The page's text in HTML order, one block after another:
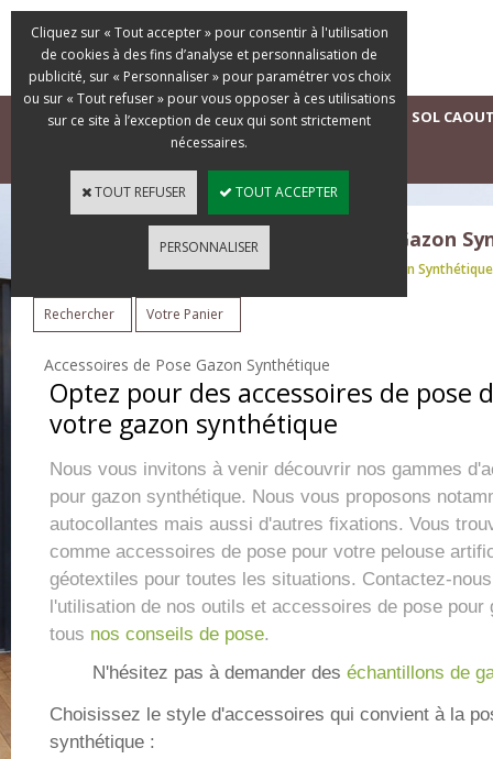
ACCUEIL GAZONS SYNTHÉTIQUES D'OCCASION SOL
La Boutique du Gazon Synthétique - Gazon
Tous nos Gazons Synthétiques > Accessoires de Pose Gazon Synthétique
Rechercher Votre Panier
Accessoires de Pose Gazon Synthétique
Optez pour des accessoires de pose
votre gazon synthétique
Nous vous invitons à venir découvrir nos gammes
pour gazon synthétique. Nous vous proposons
autocollantes mais aussi d'autres fixations. Vous
comme accessoires de pose pour votre pelouse
géotextiles pour toutes les situations. Contactez-
l'utilisation de nos outils et accessoires de pose pour
tous nos conseils de pose.
N'hésitez pas à demander des échantillons de
Choisissez le style d'accessoires qui convient à la
synthétique :
Cliquez sur « Tout accepter » pour consentir à l'utilisation
de cookies à des fins d’analyse et personnalisation de
publicité, sur « Personnaliser » pour paramétrer vos choix
ou sur « Tout refuser » pour vous opposer à ces utilisations
sur ce site à l’exception de ceux qui sont strictement
nécessaires.
TOUT REFUSER TOUT ACCEPTER
PERSONNALISER